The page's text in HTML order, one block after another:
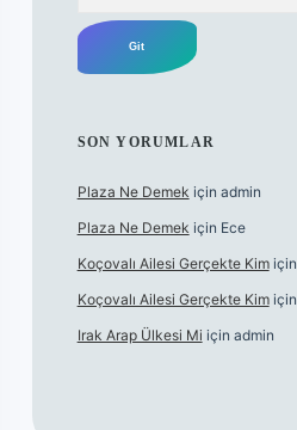
SON YORUMLAR
Plaza Ne Demek için admin
Plaza Ne Demek için Ece
Koçovalı Ailesi Gerçekte Kimiçin
Koçovalı Ailesi Gerçekte Kimiçin
Irak Arap Ülkesi Mi için admin